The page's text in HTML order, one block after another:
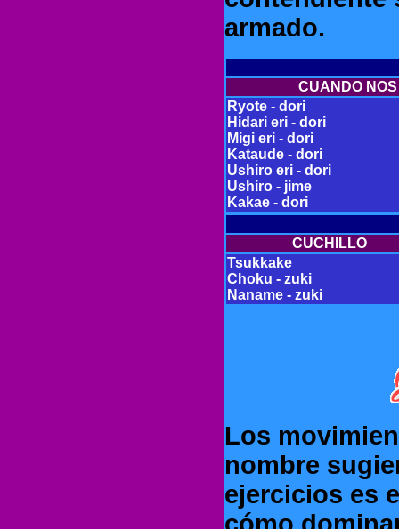
armado.
CUANDO
Ryote - dori
Hidari eri - dori
Migi eri - dori
Kataude - dori
Ushiro eri - dori
Ushiro - jime
Kakae - dori
CUCHILLO
Tsukkake
Choku - zuki
Naname - zuki
Los
nombre
ejercicios es